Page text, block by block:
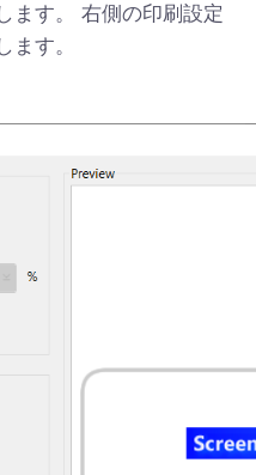
ます。 右側の印刷設定
す。